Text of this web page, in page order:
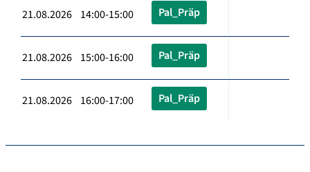
21.08.2026 14:00-15:00 Pal_Präp
21.08.2026 15:00-16:00 Pal_Präp
21.08.2026 16:00-17:00 Pal_Präp